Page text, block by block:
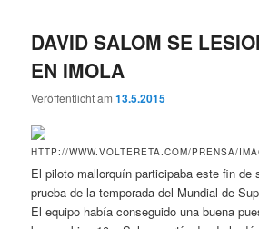
DAVID SALOM SE
EN IMOLA
Veröffentlicht am13.5.2015
El piloto mallorquín participaba este fin de
prueba de la temporada del Mundial de
El equipo había conseguido una buena